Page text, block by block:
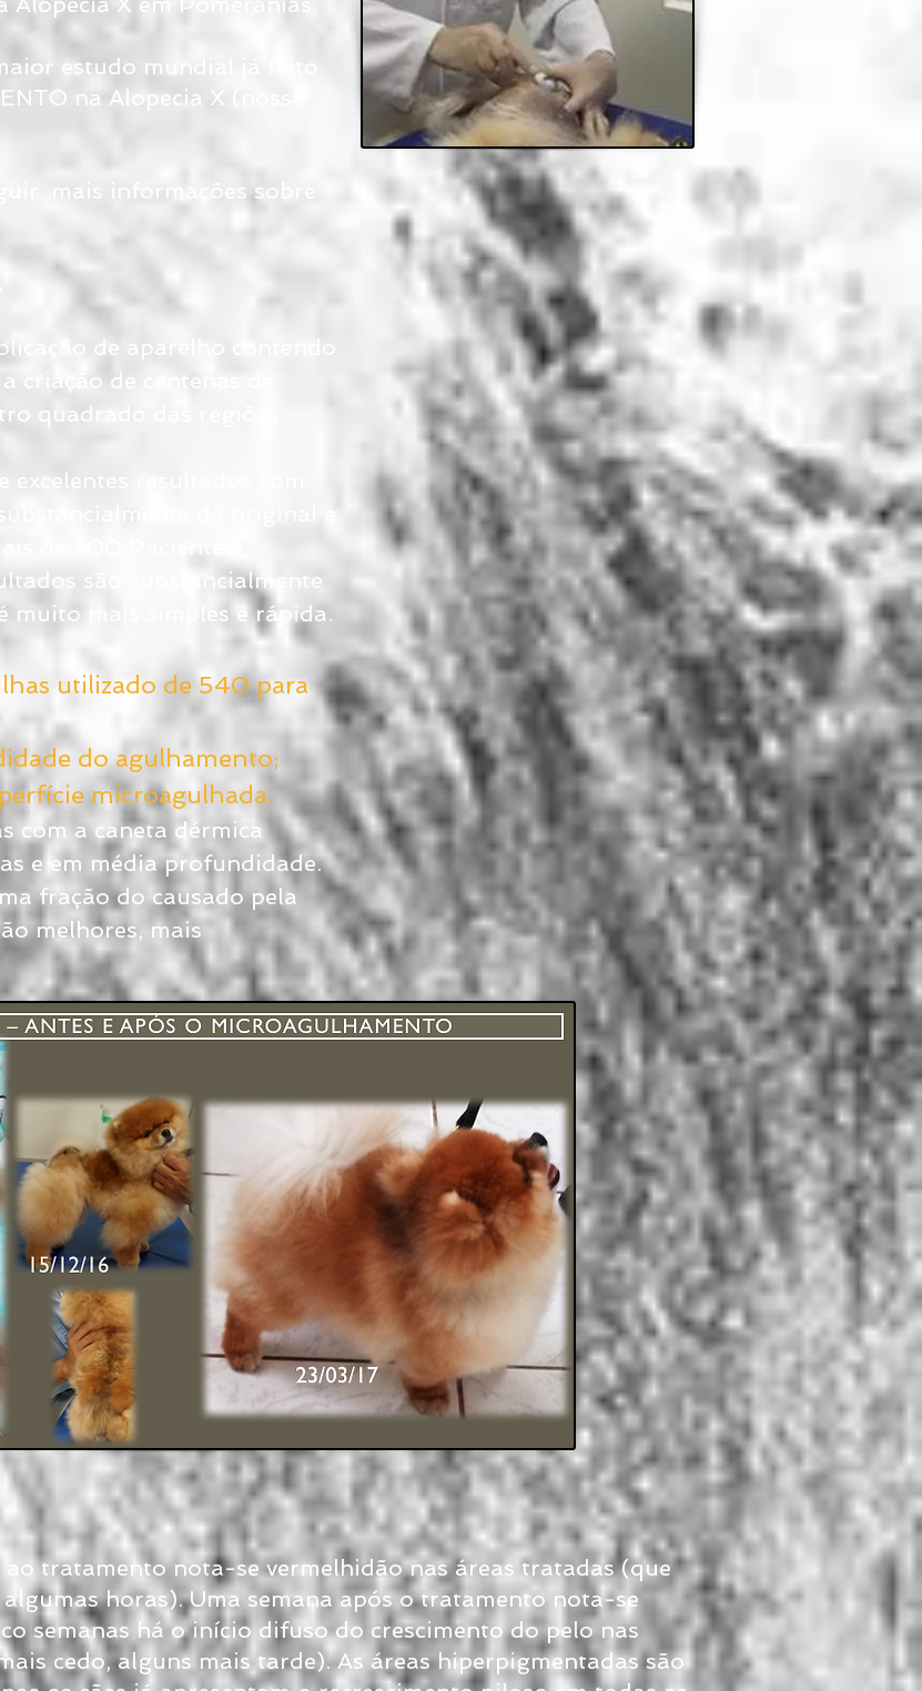
estudo mundial já feito
na Alopecia X (nossa
mais informações sobre
de aparelho contendo
de centenas de
quadrado das regiões
resultados com
da original e
de 500 Pacientes
são substancialmente
muito mais simples e rápida.
utilizado de 540 para
do agulhamento;
microagulhada.
com a caneta dérmica
e em média profundidade.
fração do causado pela
melhores, mais
tratamento nota-se vermelhidão nas áreas tratadas (que
algumas horas). Uma semana após o tratamento nota-se
semanas há o início difuso do crescimento do pelo nas
cedo, alguns mais tarde). As áreas hiperpigmentadas são